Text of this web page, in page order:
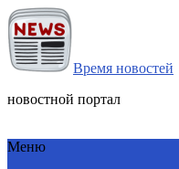
Время новостей
новостной портал
Меню